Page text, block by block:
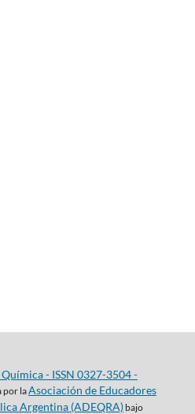
- ISSN 0327-3504 -
por laAsociación de Educadores
Argentina (ADEQRA)bajo